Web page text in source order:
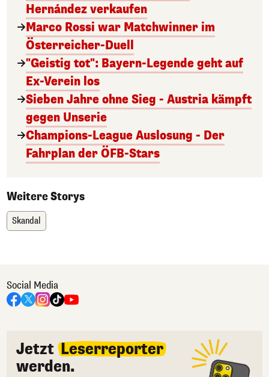
Hernández verkaufen
Marco Rossi war Matchwinner im
Österreicher-Duell
"Geistig tot": Bayern-Legende geht auf
Ex-Verein los
Sieben Jahre ohne Sieg - Austria kämpft
gegen Unserie
Champions-League Auslosung - Der
Fahrplan der ÖFB-Stars
Weitere Storys
Skandal
Social Media
Jetzt Leserreporter
werden.